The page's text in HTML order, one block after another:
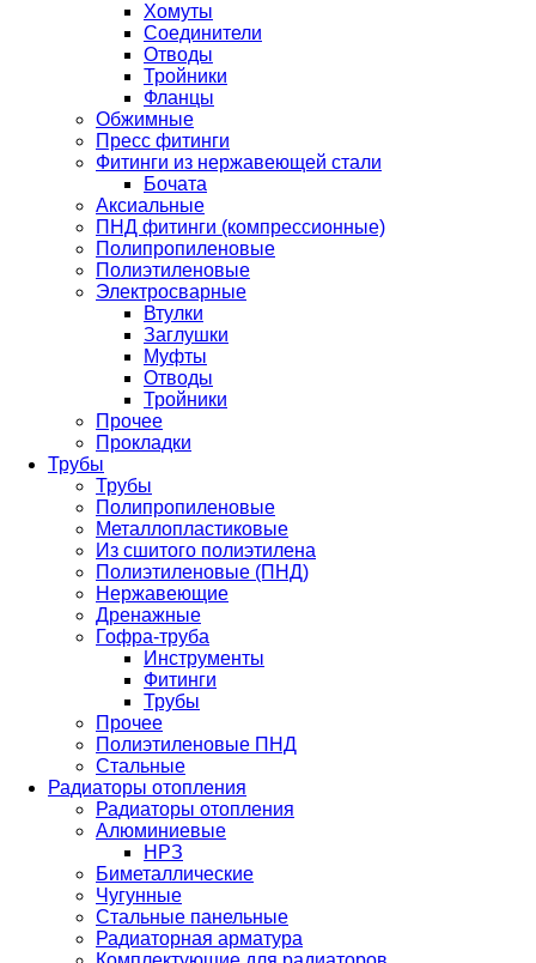
Хомуты
Соединители
Отводы
Тройники
Фланцы
Обжимные
Пресс фитинги
Фитинги из нержавеющей стали
Бочата
Аксиальные
ПНД фитинги (компрессионные)
Полипропиленовые
Полиэтиленовые
Электросварные
Втулки
Заглушки
Муфты
Отводы
Тройники
Прочее
Прокладки
Трубы
Трубы
Полипропиленовые
Металлопластиковые
Из сшитого полиэтилена
Полиэтиленовые (ПНД)
Нержавеющие
Дренажные
Гофра-труба
Инструменты
Фитинги
Трубы
Прочее
Полиэтиленовые ПНД
Стальные
Радиаторы отопления
Радиаторы отопления
Алюминиевые
НРЗ
Биметаллические
Чугунные
Стальные панельные
Радиаторная арматура